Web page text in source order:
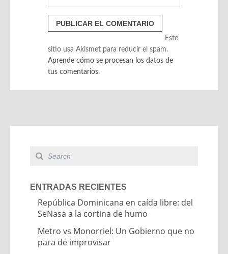
Este
sitio usa Akismet para reducir el spam.
Aprende cómo se procesan los datos de
tus comentarios.
ENTRADAS RECIENTES
República Dominicana en caída libre: del
SeNasa a la cortina de humo
Metro vs Monorriel: Un Gobierno que no
para de improvisar